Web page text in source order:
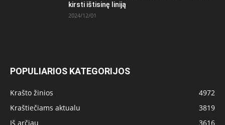
kirsti ištisinę liniją
2024/12/01
POPULIARIOS KATEGORIJOS
Krašto žinios
4972
Kraštiečiams aktualu
3819
Iš arčiau
3616